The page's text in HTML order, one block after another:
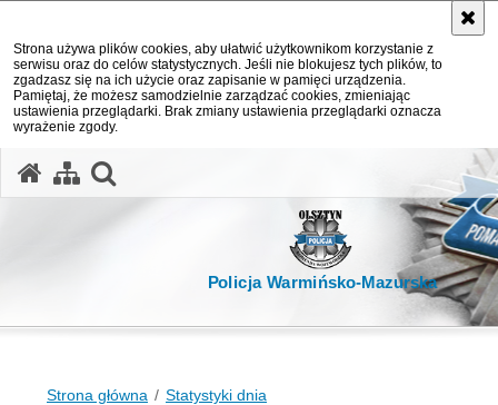
Strona używa plików cookies, aby ułatwić użytkownikom korzystanie z
serwisu oraz do celów statystycznych. Jeśli nie blokujesz tych plików, to
zgadzasz się na ich użycie oraz zapisanie w pamięci urządzenia.
Pamiętaj, że możesz samodzielnie zarządzać cookies, zmieniając
ustawienia przeglądarki. Brak zmiany ustawienia przeglądarki oznacza
wyrażenie zgody.
Policja Warmińsko-Mazurska
Strona główna Statystyki dnia